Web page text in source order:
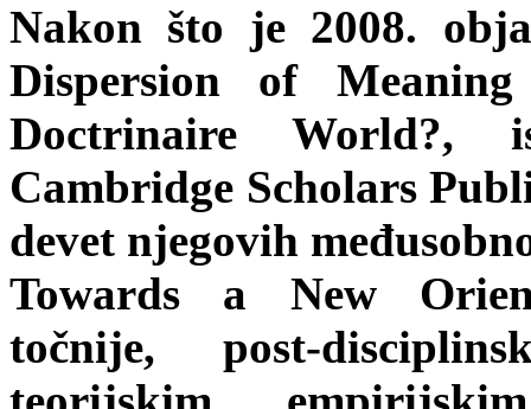
Nakon što je 2008.
Dispersion of
Doctrinaire World?,
Cambridge Scholars
devet njegovih
Towards a New
točnije, post-